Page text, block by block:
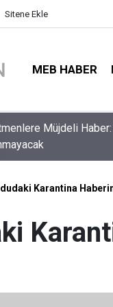
Sitene Ekle
MEB HABER
İçin Son Saatler!
Karantina